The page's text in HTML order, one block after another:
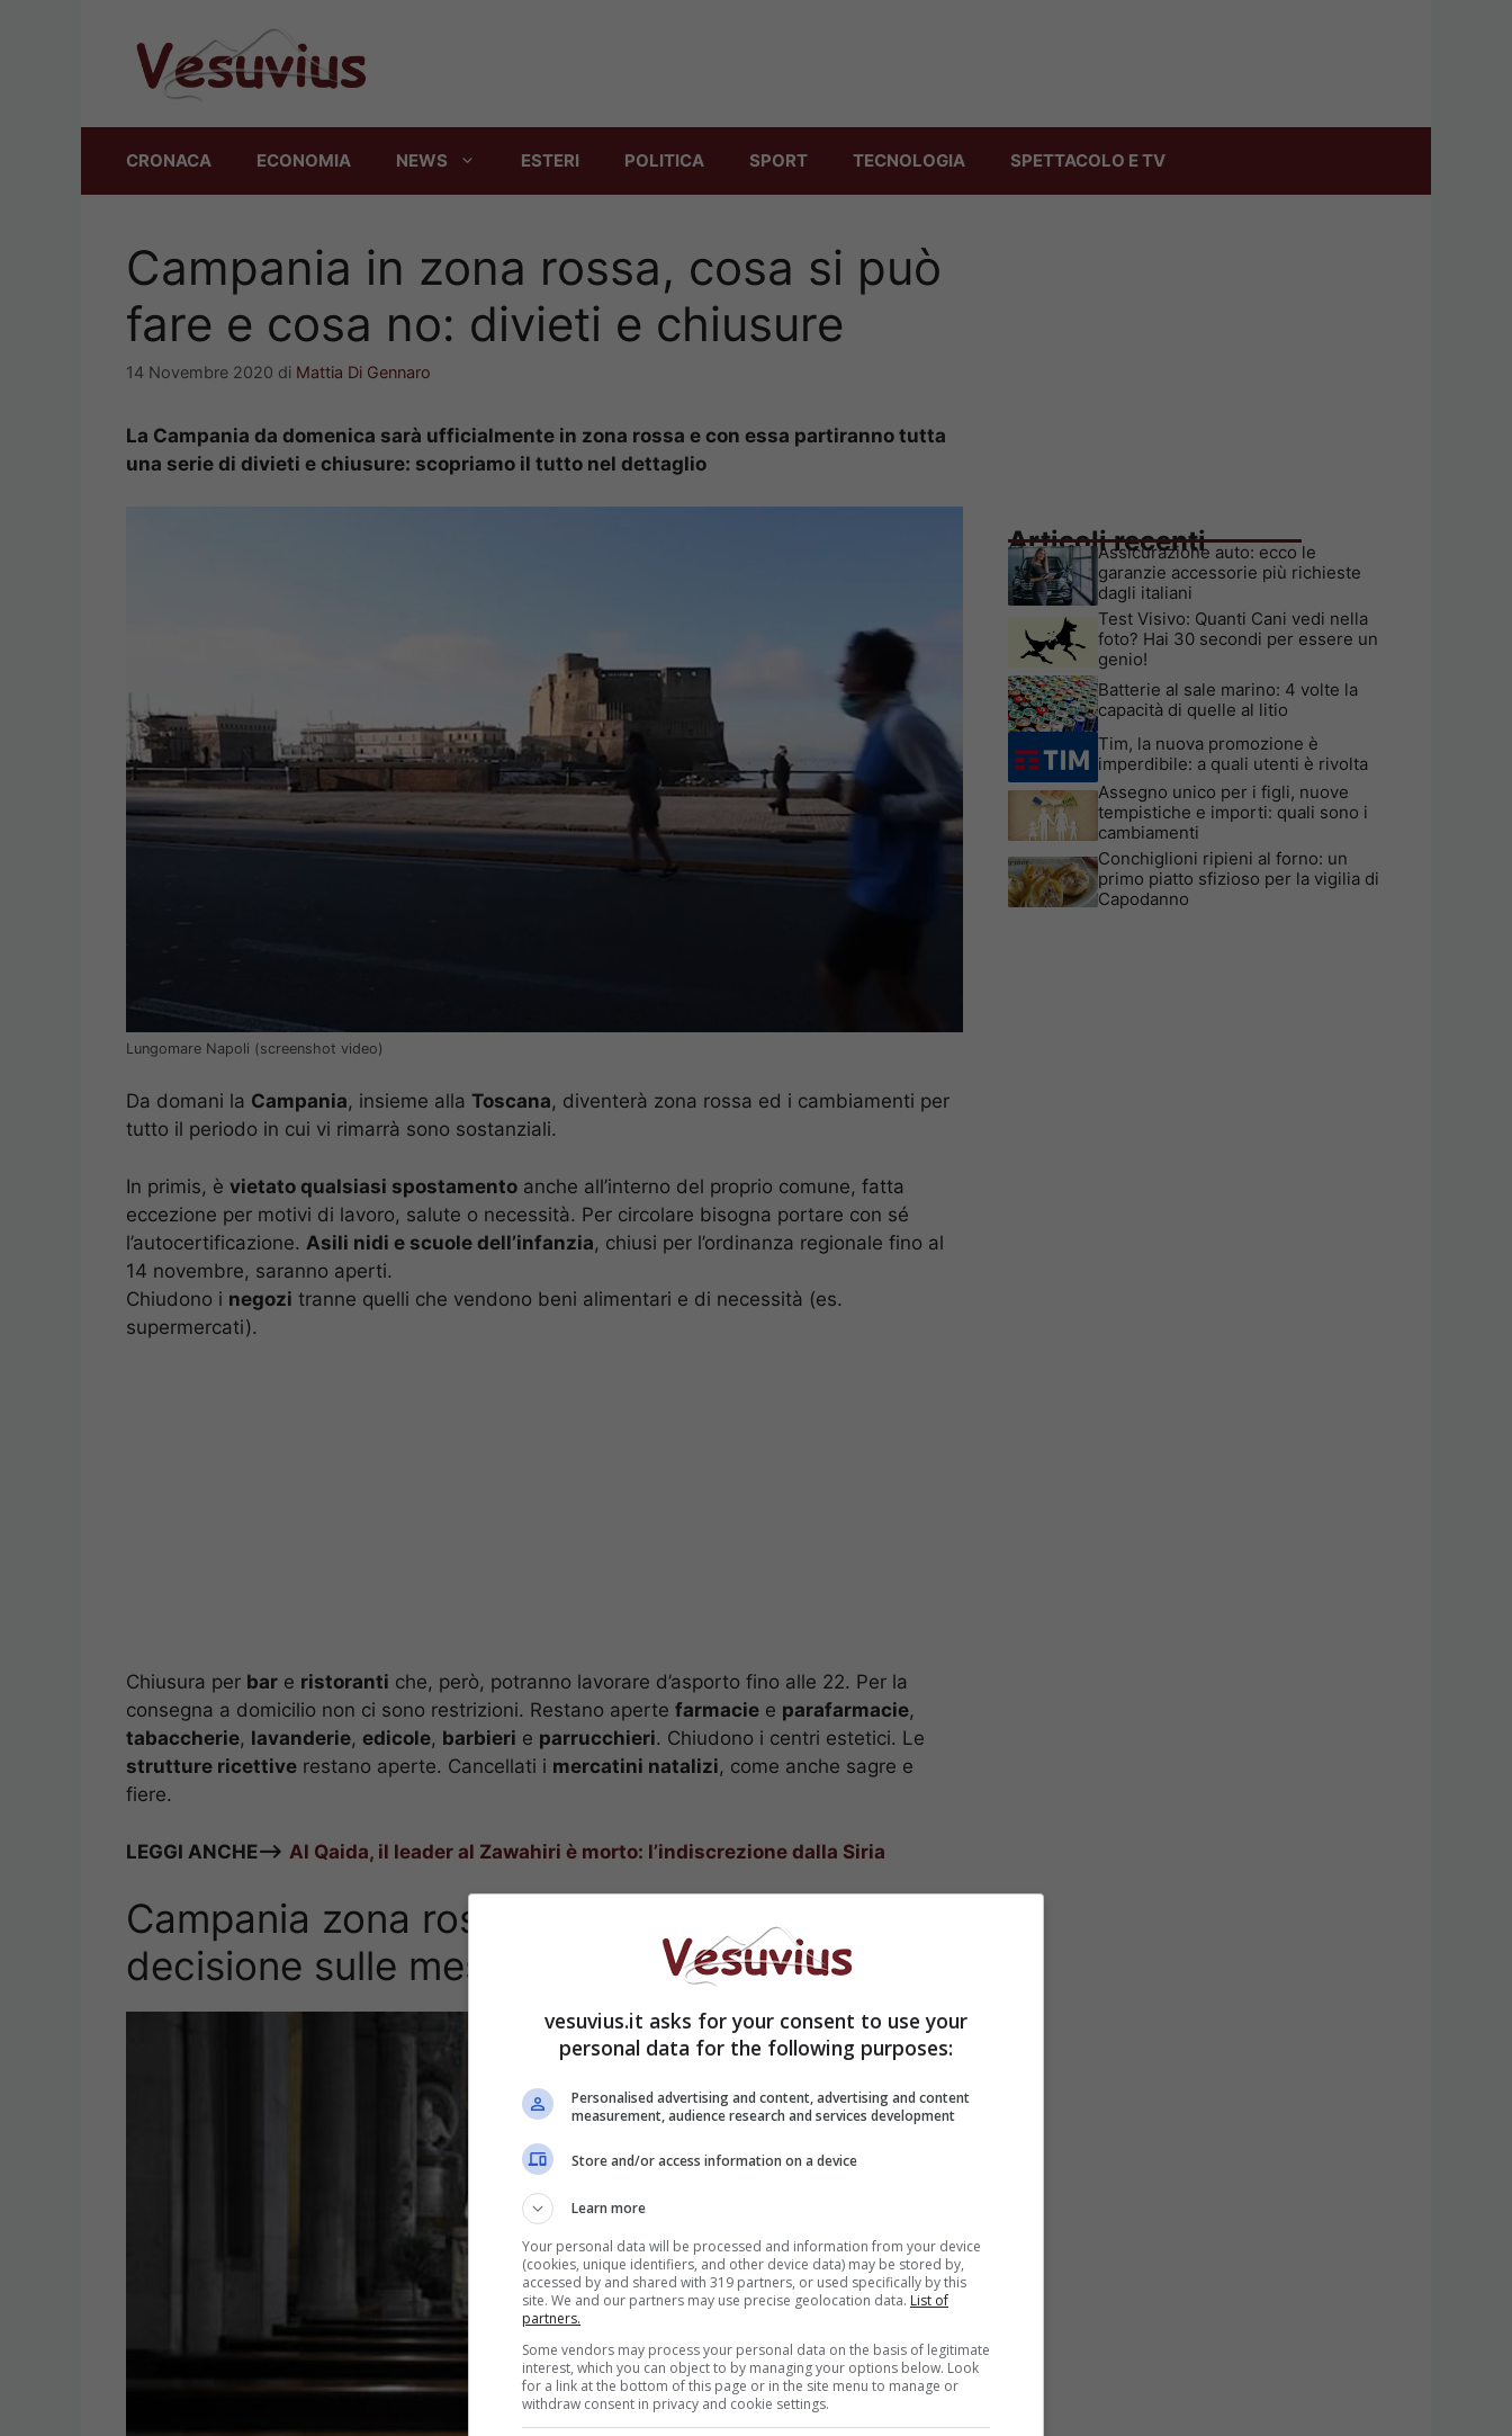
CRONACA ECONOMIA NEWS ESTERI POLITICA SPORT TECNOLOGIA SPETTACOLO E TV
Campania in zona rossa, cosa si può
fare e cosa no: divieti e chiusure
14 Novembre 2020 di Mattia Di Gennaro
La Campania da domenica sarà ufficialmente in zona rossa e con essa partiranno tutta
una serie di divieti e chiusure: scopriamo il tutto nel dettaglio
Lungomare Napoli (screenshot video)
Da domani la Campania, insieme alla Toscana, diventerà zona rossa ed i cambiamenti per
tutto il periodo in cui vi rimarrà sono sostanziali.
In primis, è vietato qualsiasi spostamento anche all’interno del proprio comune, fatta
eccezione per motivi di lavoro, salute o necessità. Per circolare bisogna portare con sé
l’autocertificazione. Asili nidi e scuole dell’infanzia, chiusi per l’ordinanza regionale fino al
14 novembre, saranno aperti.
Chiudono i negozi tranne quelli che vendono beni alimentari e di necessità (es.
supermercati).
Chiusura per bar e ristoranti che, però, potranno lavorare d’asporto fino alle 22. Per la
consegna a domicilio non ci sono restrizioni. Restano aperte farmacie e parafarmacie,
tabaccherie, lavanderie, edicole, barbieri e parrucchieri. Chiudono i centri estetici. Le
strutture ricettive restano aperte. Cancellati i mercatini natalizi, come anche sagre e
fiere.
LEGGI ANCHE—> Al Qaida, il leader al Zawahiri è morto: l’indiscrezione dalla Siria
Campania zona rossa, vietati gli sport: la
decisione sulle messe
Articoli recenti
Assicurazione auto: ecco le
garanzie accessorie più richieste
dagli italiani
Test Visivo: Quanti Cani vedi nella
foto? Hai 30 secondi per essere un
genio!
Batterie al sale marino: 4 volte la
capacità di quelle al litio
Tim, la nuova promozione è
imperdibile: a quali utenti è rivolta
Assegno unico per i figli, nuove
tempistiche e importi: quali sono i
cambiamenti
Conchiglioni ripieni al forno: un
primo piatto sfizioso per la vigilia di
Capodanno
vesuvius.it asks for your consent to use your
personal data for the following purposes:
Personalised advertising and content, advertising and content
measurement, audience research and services development
Store and/or access information on a device
Learn more
Your personal data will be processed and information from your device
(cookies, unique identifiers, and other device data) may be stored by,
accessed by and shared with 319 partners, or used specifically by this
site. We and our partners may use precise geolocation data. List of
partners.
Some vendors may process your personal data on the basis of legitimate
interest, which you can object to by managing your options below. Look
for a link at the bottom of this page or in the site menu to manage or
withdraw consent in privacy and cookie settings.